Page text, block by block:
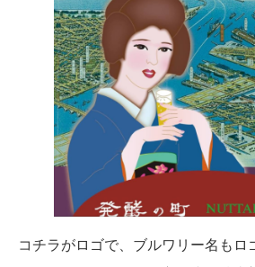
コチラがロゴで、ブルワリー名もロ